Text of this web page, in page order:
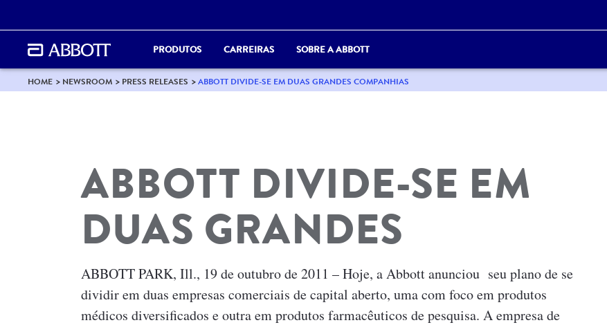
PRODUTOS CARREIRAS SOBRE A ABBOTT
HOME NEWSROOM PRESS RELEASES ABBOTT DIVIDE-SE EM DUAS GRANDES COMPANHIAS
ABBOTT DIVIDE-SE EM
DUAS GRANDES
ABBOTT PARK, Ill., 19 de outubro de 2011 – Hoje, a Abbott anunciou seu plano de se
dividir em duas empresas comerciais de capital aberto, uma com foco em produtos
médicos diversificados e outra em produtos farmacêuticos de pesquisa. A empresa de